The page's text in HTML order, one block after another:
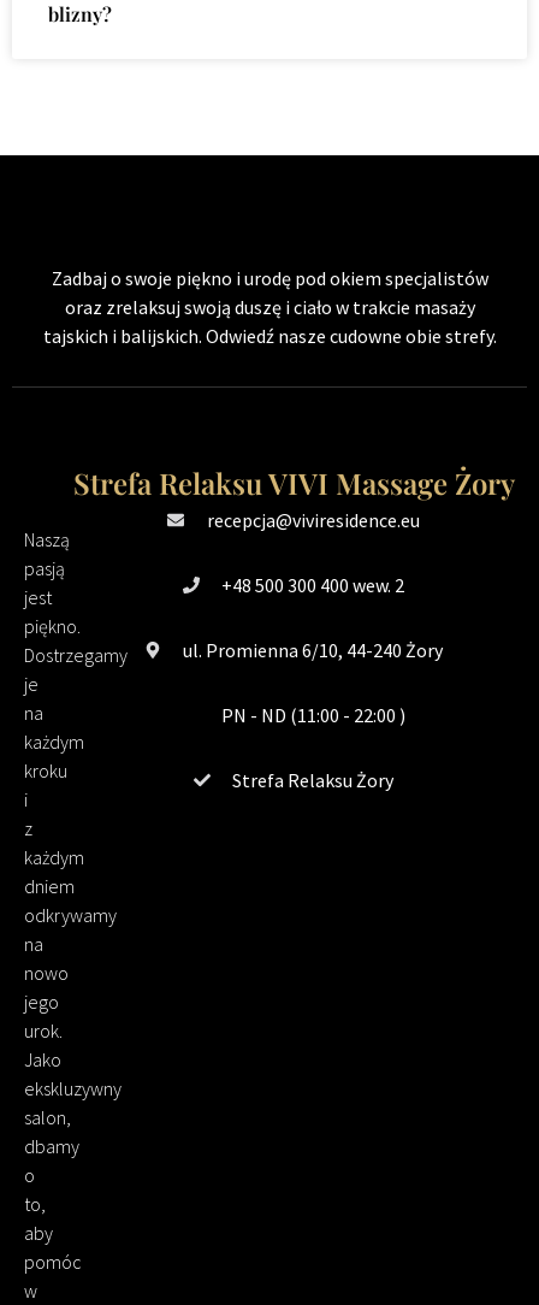
blizny?
Zadbaj o swoje piękno i urodę pod okiem specjalistów
oraz zrelaksuj swoją duszę i ciało w trakcie masaży
tajskich i balijskich. Odwiedź nasze cudowne obie strefy.
Naszą
pasją
jest
piękno.
Dostrzegamy
je
na
każdym
kroku
i
z
każdym
dniem
odkrywamy
na
nowo
jego
urok.
Jako
ekskluzywny
salon,
dbamy
o
to,
aby
pomóc
w
Strefa Relaksu VIVI Massage Żory
recepcja@viviresidence.eu
+48 500 300 400 wew. 2
ul. Promienna 6/10, 44-240 Żory
PN - ND (11:00 - 22:00 )
Strefa Relaksu Żory